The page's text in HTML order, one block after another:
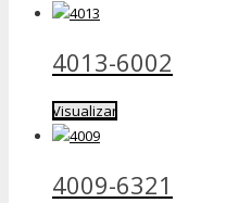
4013-6002
Visualizar
4009-6321